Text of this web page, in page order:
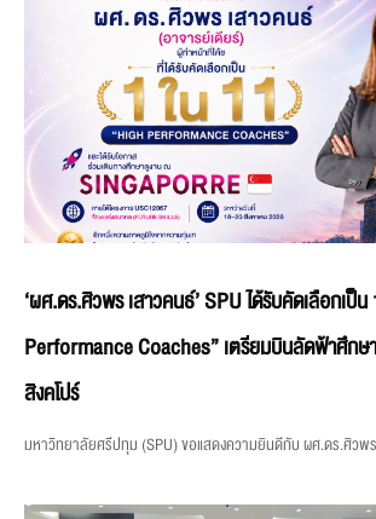
‘ผศ.ดร.ศิวพร เสาวคนธ์’ SPU ได้รับคัดเลือกเป็
Performance Coaches” เตรียมบินลัดฟ้าศึก
สิงคโปร์
มหาวิทยาลัยศรีปทุม (SPU) ขอแสดงความยินดีกับ ผศ.ดร.ศิวพ